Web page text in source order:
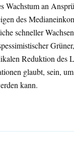
Wachstum an
des
schneller
Reduktion des
glaubt, sein,
kann.